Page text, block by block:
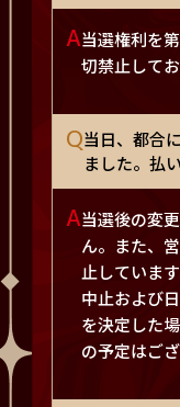
A当選権利を
切禁止してお
Q当日、都合
ました。払
A当選後の変
ん。また、
止していま
中止および
を決定した
の予定はご